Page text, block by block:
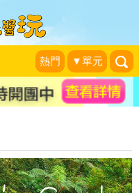
熱門 ▼單元
避暑秘境～金瓜